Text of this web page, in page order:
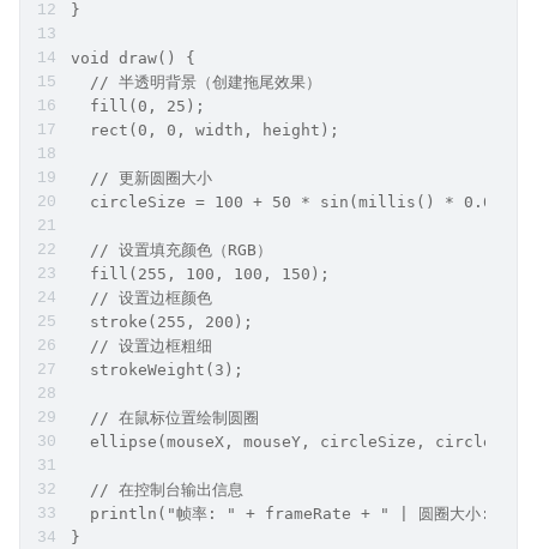
}
void draw() {
  // 半透明背景（创建拖尾效果）
  fill(0, 25);
  rect(0, 0, width, height);
  // 更新圆圈大小
  circleSize = 100 + 50 * sin(millis() * 0.005);
  // 设置填充颜色（RGB）
  fill(255, 100, 100, 150);
  // 设置边框颜色
  stroke(255, 200);
  // 设置边框粗细
  strokeWeight(3);
  // 在鼠标位置绘制圆圈
ellipse(mouseX, mouseY, circleSize,
  // 在控制台输出信息
println("帧率: " + frameRate + " | 圆圈大小: "
}